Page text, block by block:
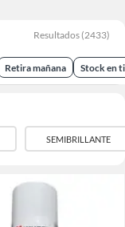
Resultados (2433)
Retira mañana Stock en
SEMIBRILLANTE